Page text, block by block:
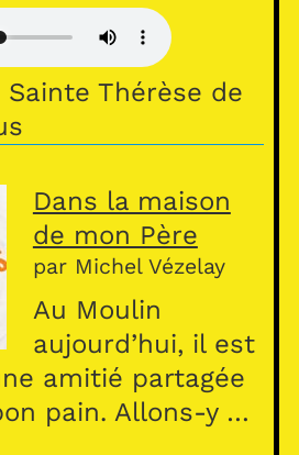
Thérèse de
Dans la maison
de mon Père
par Michel Vézelay
Au Moulin
aujourd’hui, il est
amitié partagée
pain. Allons-y …